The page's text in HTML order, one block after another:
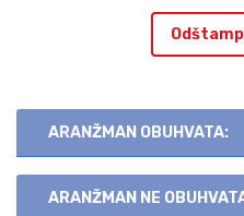
ARANŽMAN OBUHVATA:
ARANŽMAN NE